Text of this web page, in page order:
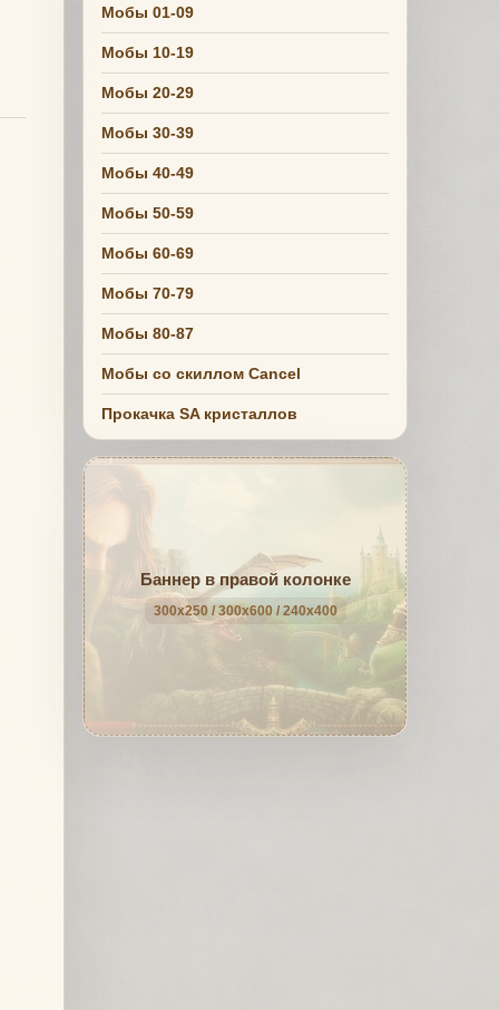
Мобы 01-09
Мобы 10-19
Мобы 20-29
Мобы 30-39
Мобы 40-49
Мобы 50-59
Мобы 60-69
Мобы 70-79
Мобы 80-87
Мобы со скиллом Cancel
Прокачка SA кристаллов
Баннер в правой колонке
300x250 / 300x600 / 240x400